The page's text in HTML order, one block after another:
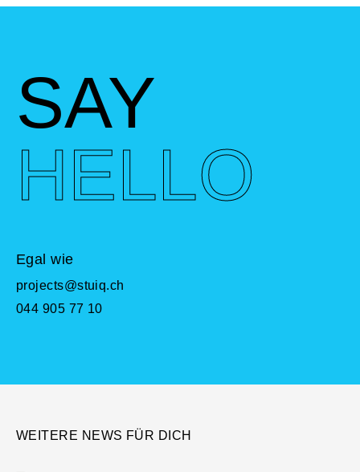
SAY
HELLO
Egal wie
projects@stuiq.ch
044 905 77 10
WEITERE NEWS FÜR DICH